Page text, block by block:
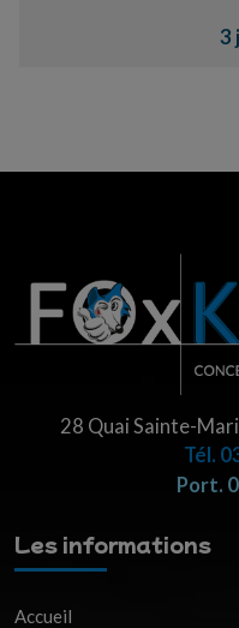
3
28 Quai Sainte-
Tél.
Port.
Les informations
Accueil